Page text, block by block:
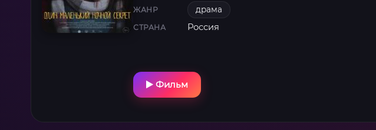
ЖАНР драма
СТРАНА Россия
Фильм